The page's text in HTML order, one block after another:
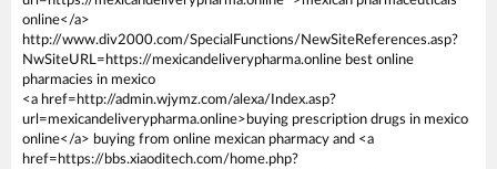
online</a>
http://www.div2000.com/SpecialFunctions/NewSiteReferences.asp?
NwSiteURL=https://mexicandeliverypharma.online best online
pharmacies in mexico
<a href=http://admin.wjymz.com/alexa/Index.asp?
url=mexicandeliverypharma.online>buying prescription drugs in mexico
online</a> buying from online mexican pharmacy and <a
href=https://bbs.xiaoditech.com/home.php?